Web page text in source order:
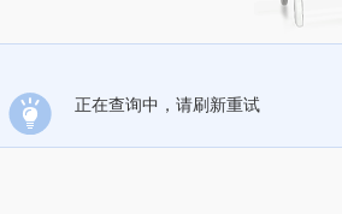
正在查询中，请刷新重试